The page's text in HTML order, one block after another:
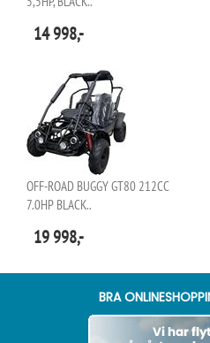
14 998,-
OFF-ROAD BUGGY GT80 212CC
7.0HP BLACK..
19 998,-
BRA